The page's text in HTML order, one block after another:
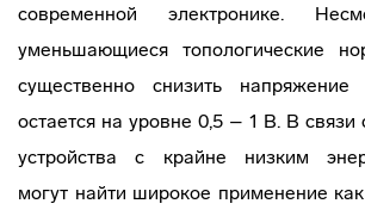
современной электронике.
уменьшающиеся топологические
существенно снизить
остается на уровне 0,5 – 1 В. В связи
устройства с крайне низким
могут найти широкое применение